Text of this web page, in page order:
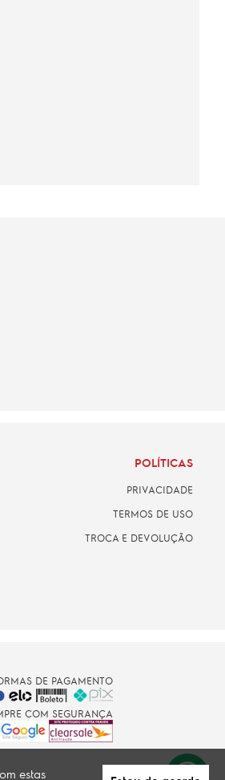
POLÍTICAS
PRIVACIDADE
TERMOS DE USO
TROCA E DEVOLUÇÃO
DE PAGAMENTO
COM SEGURANÇA
estas